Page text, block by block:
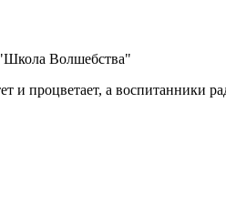
Волшебства"
и процветает, а воспитанники